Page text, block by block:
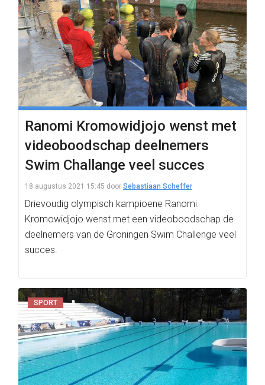
Ranomi Kromowidjojo wenst met
videoboodschap deelnemers
Swim Challange veel succes
18 augustus 2021 15:45 door Sebastiaan Scheffer
Drievoudig olympisch kampioene Ranomi
Kromowidjojo wenst met een videoboodschap de
deelnemers van de Groningen Swim Challenge veel
succes.
SPORT